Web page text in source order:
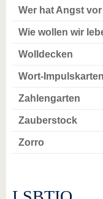
Wer hat Angst
Wie wollen wir
Wolldecken
Wort-Impulskarten
Zahlengarten
Zauberstock
Zorro